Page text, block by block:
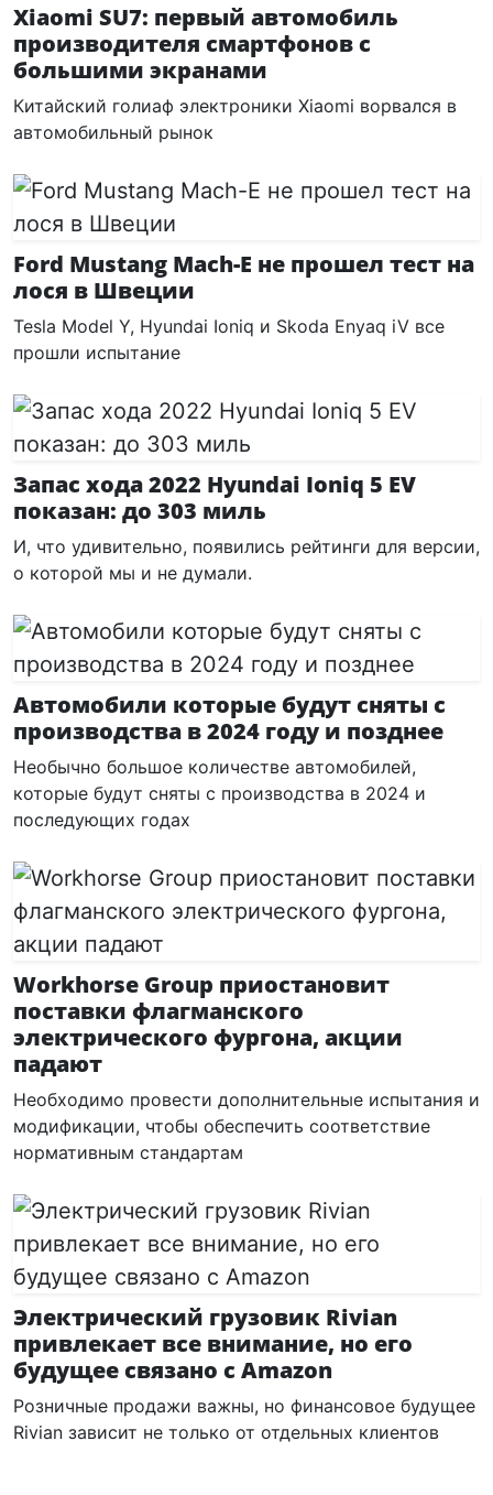
Xiaomi SU7: первый автомобиль
производителя смартфонов с
большими экранами
Китайский голиаф электроники Xiaomi ворвался в
автомобильный рынок
Ford Mustang Mach-E не прошел тест на
лося в Швеции
Tesla Model Y, Hyundai Ioniq и Skoda Enyaq iV все
прошли испытание
Запас хода 2022 Hyundai Ioniq 5 EV
показан: до 303 миль
И, что удивительно, появились рейтинги для версии,
о которой мы и не думали.
Автомобили которые будут сняты с
производства в 2024 году и позднее
Необычно большое количестве автомобилей,
которые будут сняты с производства в 2024 и
последующих годах
Workhorse Group приостановит
поставки флагманского
электрического фургона, акции
падают
Необходимо провести дополнительные испытания и
модификации, чтобы обеспечить соответствие
нормативным стандартам
Электрический грузовик Rivian
привлекает все внимание, но его
будущее связано с Amazon
Розничные продажи важны, но финансовое будущее
Rivian зависит не только от отдельных клиентов